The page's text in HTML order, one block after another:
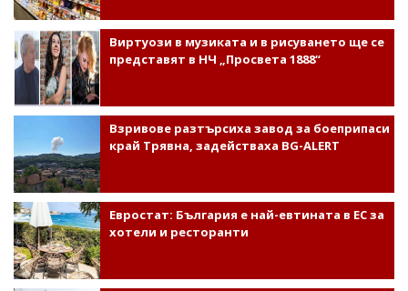
Виртуози в музиката и в рисуването ще се
представят в НЧ „Просвета 1888“
Взривове разтърсиха завод за боеприпаси
край Трявна, задействаха BG-ALERT
Евростат: България е най-евтината в ЕС за
хотели и ресторанти